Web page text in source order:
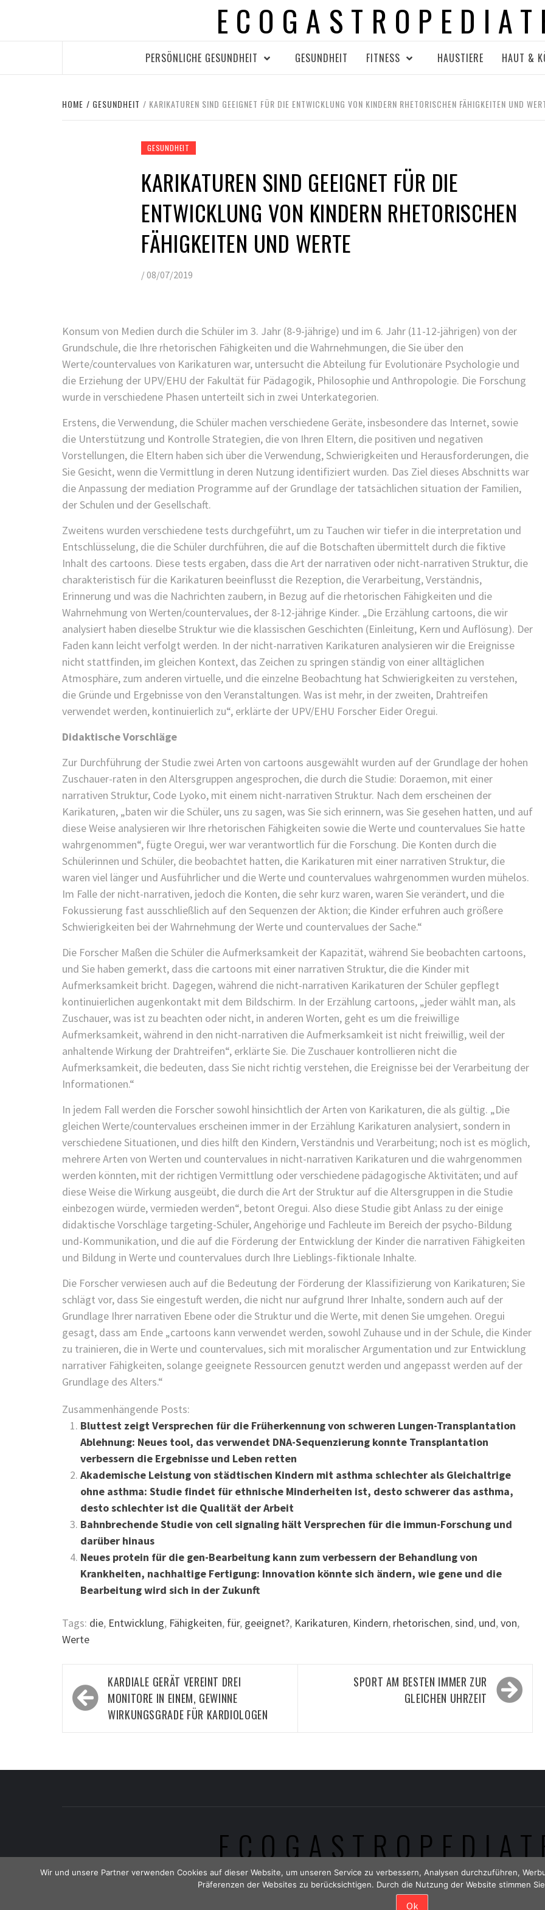
PERSÖNLICHE GESUNDHEIT GESUNDHEIT FITNESS HAUSTIERE HAUT &
HOME GESUNDHEIT KARIKATUREN SIND GEEIGNET FÜR DIE ENTWICKLUNG VON KINDERN RHETORISCHEN FÄHIGKEITEN UND
GESUNDHEIT
KARIKATUREN SIND GEEIGNET FÜR DIE
ENTWICKLUNG VON KINDERN RHETORISCHEN
FÄHIGKEITEN UND WERTE
/08/07/2019
Konsum von Medien durch die Schüler im 3. Jahr (8-9-jährige) und im 6. Jahr (11-12-jährigen) von der
Grundschule, die Ihre rhetorischen Fähigkeiten und die Wahrnehmungen, die Sie über den
Werte/countervalues von Karikaturen war, untersucht die Abteilung für Evolutionäre Psychologie und
die Erziehung der UPV/EHU der Fakultät für Pädagogik, Philosophie und Anthropologie. Die Forschung
wurde in verschiedene Phasen unterteilt sich in zwei Unterkategorien.
Erstens, die Verwendung, die Schüler machen verschiedene Geräte, insbesondere das Internet, sowie
die Unterstützung und Kontrolle Strategien, die von Ihren Eltern, die positiven und negativen
Vorstellungen, die Eltern haben sich über die Verwendung, Schwierigkeiten und Herausforderungen, die
Sie Gesicht, wenn die Vermittlung in deren Nutzung identifiziert wurden. Das Ziel dieses Abschnitts war
die Anpassung der mediation Programme auf der Grundlage der tatsächlichen situation der Familien,
der Schulen und der Gesellschaft.
Zweitens wurden verschiedene tests durchgeführt, um zu Tauchen wir tiefer in die interpretation und
Entschlüsselung, die die Schüler durchführen, die auf die Botschaften übermittelt durch die fiktive
Inhalt des cartoons. Diese tests ergaben, dass die Art der narrativen oder nicht-narrativen Struktur, die
charakteristisch für die Karikaturen beeinflusst die Rezeption, die Verarbeitung, Verständnis,
Erinnerung und was die Nachrichten zaubern, in Bezug auf die rhetorischen Fähigkeiten und die
Wahrnehmung von Werten/countervalues, der 8-12-jährige Kinder. „Die Erzählung cartoons, die wir
analysiert haben dieselbe Struktur wie die klassischen Geschichten (Einleitung, Kern und Auflösung). Der
Faden kann leicht verfolgt werden. In der nicht-narrativen Karikaturen analysieren wir die Ereignisse
nicht stattfinden, im gleichen Kontext, das Zeichen zu springen ständig von einer alltäglichen
Atmosphäre, zum anderen virtuelle, und die einzelne Beobachtung hat Schwierigkeiten zu verstehen,
die Gründe und Ergebnisse von den Veranstaltungen. Was ist mehr, in der zweiten, Drahtreifen
verwendet werden, kontinuierlich zu“, erklärte der UPV/EHU Forscher Eider Oregui.
Didaktische Vorschläge
Zur Durchführung der Studie zwei Arten von cartoons ausgewählt wurden auf der Grundlage der hohen
Zuschauer-raten in den Altersgruppen angesprochen, die durch die Studie: Doraemon, mit einer
narrativen Struktur, Code Lyoko, mit einem nicht-narrativen Struktur. Nach dem erscheinen der
Karikaturen, „baten wir die Schüler, uns zu sagen, was Sie sich erinnern, was Sie gesehen hatten, und auf
diese Weise analysieren wir Ihre rhetorischen Fähigkeiten sowie die Werte und countervalues Sie hatte
wahrgenommen“, fügte Oregui, wer war verantwortlich für die Forschung. Die Konten durch die
Schülerinnen und Schüler, die beobachtet hatten, die Karikaturen mit einer narrativen Struktur, die
waren viel länger und Ausführlicher und die Werte und countervalues wahrgenommen wurden mühelos.
Im Falle der nicht-narrativen, jedoch die Konten, die sehr kurz waren, waren Sie verändert, und die
Fokussierung fast ausschließlich auf den Sequenzen der Aktion; die Kinder erfuhren auch größere
Schwierigkeiten bei der Wahrnehmung der Werte und countervalues der Sache.“
Die Forscher Maßen die Schüler die Aufmerksamkeit der Kapazität, während Sie beobachten cartoons,
und Sie haben gemerkt, dass die cartoons mit einer narrativen Struktur, die die Kinder mit
Aufmerksamkeit bricht. Dagegen, während die nicht-narrativen Karikaturen der Schüler gepflegt
kontinuierlichen augenkontakt mit dem Bildschirm. In der Erzählung cartoons, „jeder wählt man, als
Zuschauer, was ist zu beachten oder nicht, in anderen Worten, geht es um die freiwillige
Aufmerksamkeit, während in den nicht-narrativen die Aufmerksamkeit ist nicht freiwillig, weil der
anhaltende Wirkung der Drahtreifen“, erklärte Sie. Die Zuschauer kontrollieren nicht die
Aufmerksamkeit, die bedeuten, dass Sie nicht richtig verstehen, die Ereignisse bei der Verarbeitung der
Informationen.“
In jedem Fall werden die Forscher sowohl hinsichtlich der Arten von Karikaturen, die als gültig. „Die
gleichen Werte/countervalues erscheinen immer in der Erzählung Karikaturen analysiert, sondern in
verschiedene Situationen, und dies hilft den Kindern, Verständnis und Verarbeitung; noch ist es möglich,
mehrere Arten von Werten und countervalues in nicht-narrativen Karikaturen und die wahrgenommen
werden könnten, mit der richtigen Vermittlung oder verschiedene pädagogische Aktivitäten; und auf
diese Weise die Wirkung ausgeübt, die durch die Art der Struktur auf die Altersgruppen in die Studie
einbezogen würde, vermieden werden“, betont Oregui. Also diese Studie gibt Anlass zu der einige
didaktische Vorschläge targeting-Schüler, Angehörige und Fachleute im Bereich der psycho-Bildung
und-Kommunikation, und die auf die Förderung der Entwicklung der Kinder die narrativen Fähigkeiten
und Bildung in Werte und countervalues durch Ihre Lieblings-fiktionale Inhalte.
Die Forscher verwiesen auch auf die Bedeutung der Förderung der Klassifizierung von Karikaturen; Sie
schlägt vor, dass Sie eingestuft werden, die nicht nur aufgrund Ihrer Inhalte, sondern auch auf der
Grundlage Ihrer narrativen Ebene oder die Struktur und die Werte, mit denen Sie umgehen. Oregui
gesagt, dass am Ende „cartoons kann verwendet werden, sowohl Zuhause und in der Schule, die Kinder
zu trainieren, die in Werte und countervalues, sich mit moralischer Argumentation und zur Entwicklung
narrativer Fähigkeiten, solange geeignete Ressourcen genutzt werden und angepasst werden auf der
Grundlage des Alters.“
Zusammenhängende Posts:
Bluttest zeigt Versprechen für die Früherkennung von schweren Lungen-Transplantation
Ablehnung: Neues tool, das verwendet DNA-Sequenzierung konnte Transplantation
verbessern die Ergebnisse und Leben retten
Akademische Leistung von städtischen Kindern mit asthma schlechter als Gleichaltrige
ohne asthma: Studie findet für ethnische Minderheiten ist, desto schwerer das asthma,
desto schlechter ist die Qualität der Arbeit
Bahnbrechende Studie von cell signaling hält Versprechen für die immun-Forschung und
darüber hinaus
Neues protein für die gen-Bearbeitung kann zum verbessern der Behandlung von
Krankheiten, nachhaltige Fertigung: Innovation könnte sich ändern, wie gene und die
Bearbeitung wird sich in der Zukunft
Tags: die, Entwicklung, Fähigkeiten, für, geeignet?, Karikaturen, Kindern, rhetorischen,sind, und,von,
Werte
Beitragsnavigation
KARDIALE GERÄT VEREINT DREI
MONITORE IN EINEM, GEWINNE
WIRKUNGSGRADE FÜR KARDIOLOGEN
SPORT AM BESTEN IMMER ZUR
GLEICHEN UHRZEIT
SO LANGE DAUERT?
/ 25/11/2021
Urheberrechte © Alle Rechte vorbehalten.
Wir und unsere Partner verwenden Cookies auf dieser Website, um unseren Service zu verbessern, Analysen durchzuführen,
Präferenzen der Websites zu berücksichtigen. Durch die Nutzung der Website stimmen
Ok